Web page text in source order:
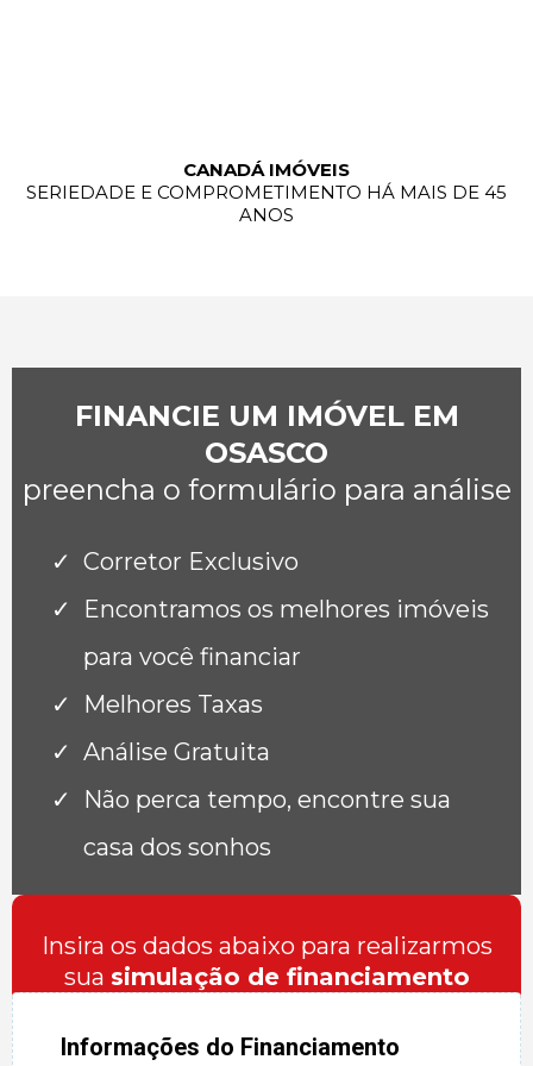
CANADÁ IMÓVEIS
SERIEDADE E COMPROMETIMENTO HÁ MAIS DE 45
ANOS
FINANCIE UM IMÓVEL EM
OSASCO
preencha o formulário para análise
Corretor Exclusivo
Encontramos os melhores imóveis
para você financiar
Melhores Taxas
Análise Gratuita
Não perca tempo, encontre sua
casa dos sonhos
Insira os dados abaixo para realizarmos
sua simulação de financiamento
Informações do Financiamento